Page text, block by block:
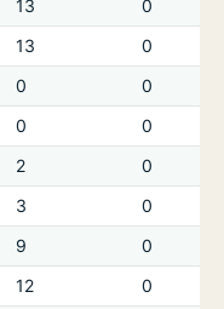
13
0
13
0
0
0
0
0
2
0
3
0
9
0
12
0